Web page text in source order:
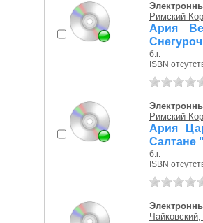
Римский-
Ария
б.г.
ISBN
Римский-
Ария
Салтане
б.г.
ISBN